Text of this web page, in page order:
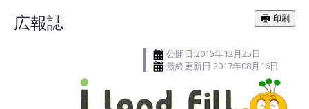
印刷
広報誌
公開日:2015年12月25日
最終更新日:2017年08月16日